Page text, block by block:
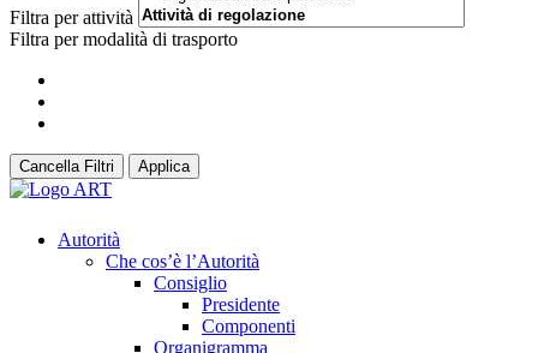
Filtra per attività
Filtra per modalità di trasporto
Cancella Filtri Applica
Autorità
Che cos’è l’Autorità
Consiglio
Presidente
Componenti
Organigramma